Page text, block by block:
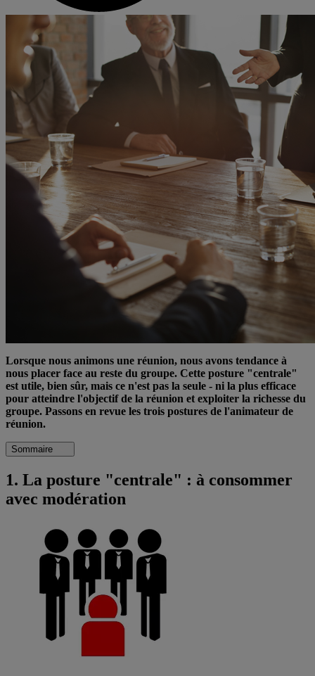
Lorsque nous animons une réunion, nous avons tendance à
nous placer face au reste du groupe. Cette posture "centrale"
est utile, bien sûr, mais ce n'est pas la seule - ni la plus efficace
pour atteindre l'objectif de la réunion et exploiter la richesse du
groupe. Passons en revue les trois postures de l'animateur de
réunion.
Sommaire
1. La posture "centrale" : à consommer
avec modération